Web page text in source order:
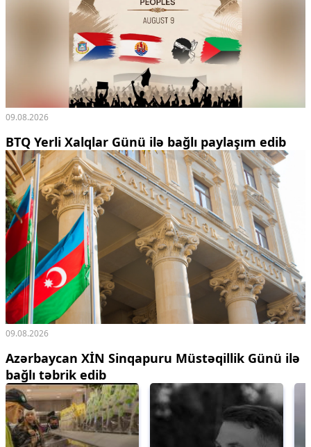
09.08.2026
BTQ Yerli Xalqlar Günü ilə bağlı paylaşım edib
09.08.2026
Azərbaycan XİN Sinqapuru Müstəqillik Günü ilə
bağlı təbrik edib